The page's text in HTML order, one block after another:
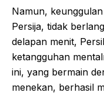
Namun,
Persija, tidak
delapan menit,
ketangguhan
ini, yang bermain
menekan, berhasil